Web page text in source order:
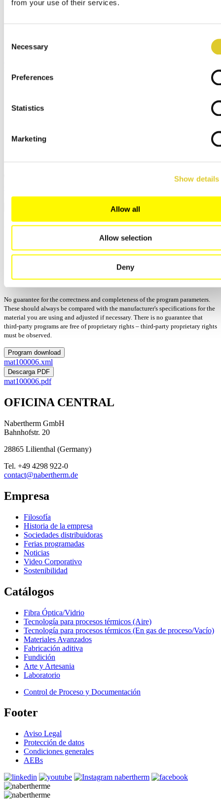
from your use of their services.
Selection
Necessary
Preferences
Statistics
Marketing
Show details
Allow all
Allow selection
Deny
Oficina central
Español
Français
русский
Buscar
Creation_LS-Press
Process: Prensado
Programs: 4
No guarantee for the correctness and completeness of the program parameters.
These should always be compared with the manufacturer's specifications for the
material you are using and adjusted if necessary. There is no guarantee that
third-party programs are free of proprietary rights – third-party proprietary rights
must be observed.
Program download
mat100006.xml
Descarga PDF
mat100006.pdf
OFICINA CENTRAL
Nabertherm GmbH
Bahnhofstr. 20
28865 Lilienthal (Germany)
Tel. +49 4298 922-0
contact@nabertherm.de
Empresa
Filosofía
Historia de la empresa
Sociedades distribuidoras
Ferias programadas
Noticias
Video Corporativo
Sostenibilidad
Catálogos
Fibra Óptica/Vidrio
Tecnología para procesos térmicos (Aire)
Tecnología para procesos térmicos (En gas de proceso/Vacío)
Materiales Avanzados
Fabricación aditiva
Fundición
Arte y Artesania
Laboratorio
Control de Proceso y Documentación
Footer
Aviso Legal
Protección de datos
Condiciones generales
AEBs